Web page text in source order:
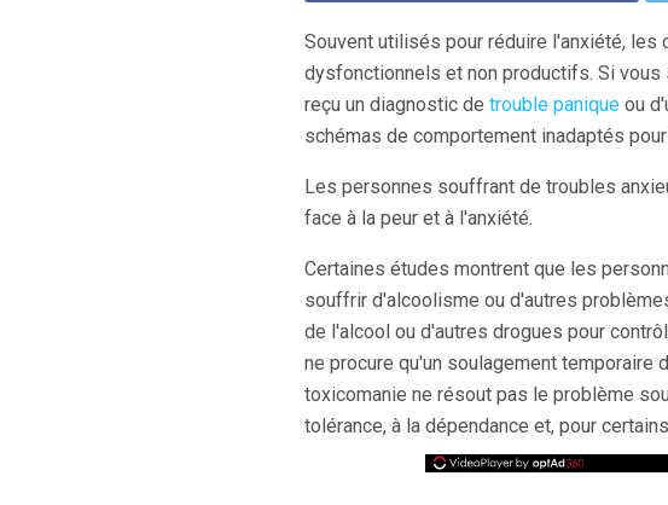
Souvent utilisés pour réduire l'anxiété,
dysfonctionnels et non productifs. Si
reçu un diagnostic de trouble panique ou
schémas de comportement inadaptés
Les personnes souffrant de troubles
face à la peur et à l'anxiété.
Certaines études montrent que les
souffrir d'alcoolisme ou d'autres
de l'alcool ou d'autres drogues pour
ne procure qu'un soulagement
toxicomanie ne résout pas le problème
tolérance, à la dépendance et, pour